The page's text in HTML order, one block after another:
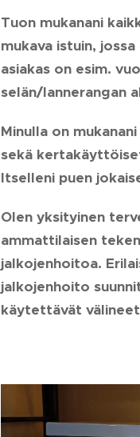
Tuon mukanani
mukava istuin,
asiakas on esim.
selän/lannerangan
Minulla on
sekä
Itselleni puen
Olen yksityinen
ammattilaisen
jalkojenhoitoa.
jalkojenhoito
käytettävät välineet